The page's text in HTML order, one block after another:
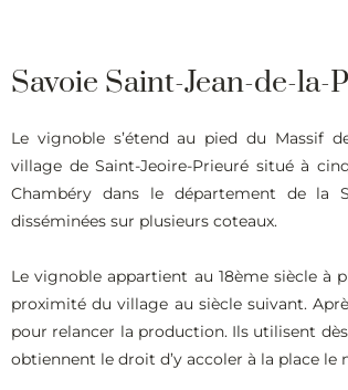
Savoie Saint-Jean-de-la-
Le vignoble s’étend au pied du Massif
village de Saint-Jeoire-Prieuré situé à
Chambéry dans le département de la
disséminées sur plusieurs coteaux.
Le vignoble appartient au 18ème siècle à
proximité du village au siècle suivant.
pour relancer la production. Ils utilisent
obtiennent le droit d’y accoler à la place le